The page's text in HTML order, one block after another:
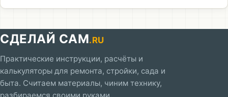
СДЕЛАЙ САМ.RU
Практические инструкции, расчёты и
калькуляторы для ремонта, стройки, сада и
быта. Считаем материалы, чиним технику,